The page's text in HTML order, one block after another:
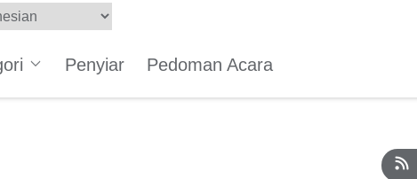
Penyiar Pedoman Acara